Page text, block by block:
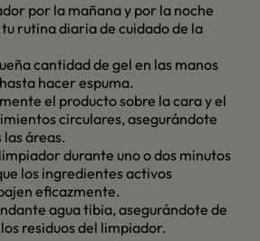
por la mañana y por la noche
rutina diaria de cuidado de la
cantidad de gel en las manos
hacer espuma.
el producto sobre la cara y el
circulares, asegurándote
áreas.
durante uno o dos minutos
los ingredientes activos
eficazmente.
agua tibia, asegurándote de
residuos del limpiador.